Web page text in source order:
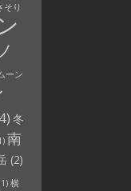
そり
ーン
冬
南
(2)
横